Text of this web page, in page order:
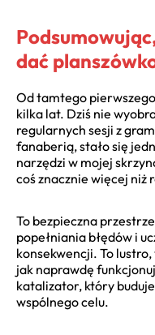
dać
Od tamtego
kilka lat. Dziś nie
regularnych sesji z
fanaberią, stało się
narzędzi w mojej
coś znacznie więcej niż
To bezpieczna
popełniania błędów i
konsekwencji. To
jak naprawdę
katalizator, który
wspólnego celu.